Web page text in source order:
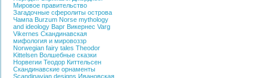
Мировое правительство
Загадочные сферолиты острова
Чампа Burzum Norse mythology
and ideology Варг Викернес Varg
Vikernes Скандинавская
мифология и мировоззр
Norwegian fairy tales Theodor
Kittelsen Волшебные сказки
Норвегии Теодор Киттельсен
Скандинавские орнаменты
Scandinavian designs Ивановская